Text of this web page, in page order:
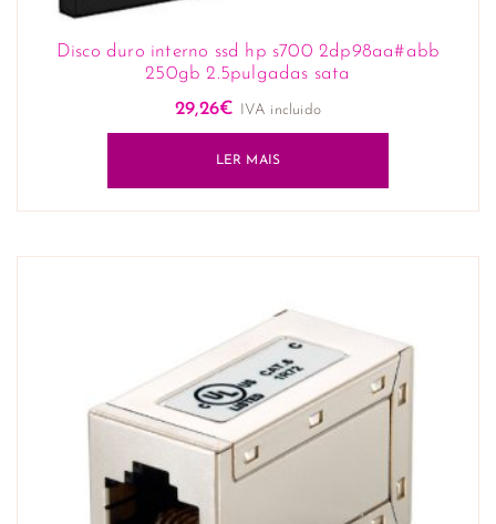
Disco duro interno ssd hp s700 2dp98aa#abb
250gb 2.5pulgadas sata
29,26€ IVA incluido
LER MAIS